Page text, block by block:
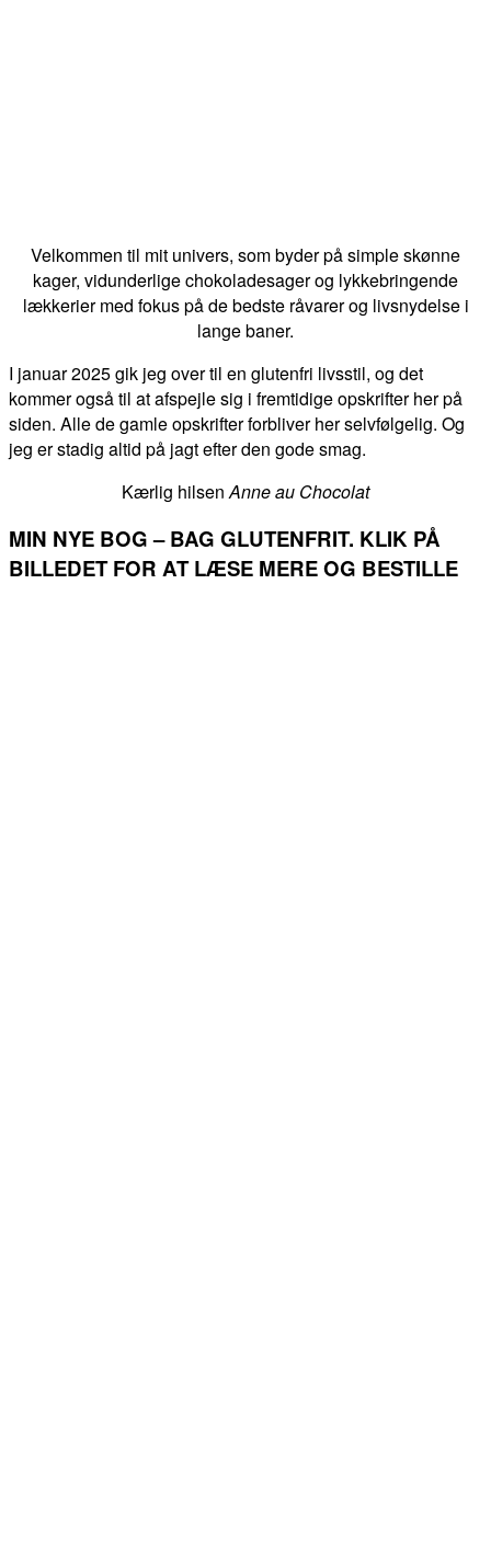
Velkommen til mit univers, som byder på simple skønne
kager, vidunderlige chokoladesager og lykkebringende
lækkerier med fokus på de bedste råvarer og livsnydelse i
lange baner.
I januar 2025 gik jeg over til en glutenfri livsstil, og det
kommer også til at afspejle sig i fremtidige opskrifter her på
siden. Alle de gamle opskrifter forbliver her selvfølgelig. Og
jeg er stadig altid på jagt efter den gode smag.
Kærlig hilsen Anne au Chocolat
MIN NYE BOG – BAG GLUTENFRIT. KLIK PÅ
BILLEDET FOR AT LÆSE MERE OG BESTILLE